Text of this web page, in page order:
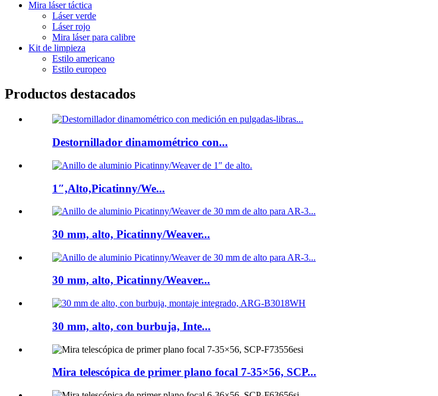
Mira láser táctica
Láser verde
Láser rojo
Mira láser para calibre
Kit de limpieza
Estilo americano
Estilo europeo
Productos destacados
Destornillador dinamométrico con...
1″,Alto,Picatinny/We...
30 mm, alto, Picatinny/Weaver...
30 mm, alto, Picatinny/Weaver...
30 mm, alto, con burbuja, Inte...
Mira telescópica de primer plano focal 7-35×56, SCP...